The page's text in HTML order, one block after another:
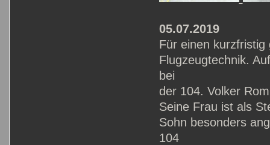
05.07.2019
Für einen
Flugzeugtechnik.
bei
der 104. Volker
Seine Frau ist als
Sohn besonders
104